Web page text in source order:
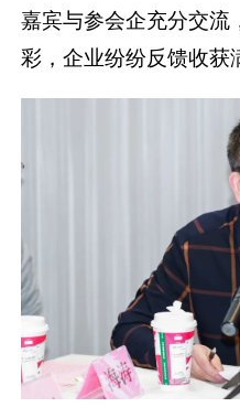
嘉宾与参会企充分交流
彩，企业纷纷反馈收获